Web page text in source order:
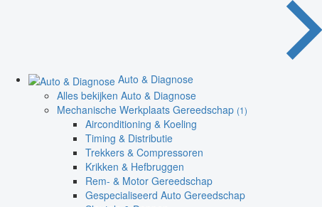
Auto & Diagnose
Alles bekijken Auto & Diagnose
Mechanische Werkplaats Gereedschap (1)
Airconditioning & Koeling
Timing & Distributie
Trekkers & Compressoren
Krikken & Hefbruggen
Rem- & Motor Gereedschap
Gespecialiseerd Auto Gereedschap